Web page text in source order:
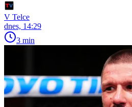
V Telce
dnes, 14:29
3 min